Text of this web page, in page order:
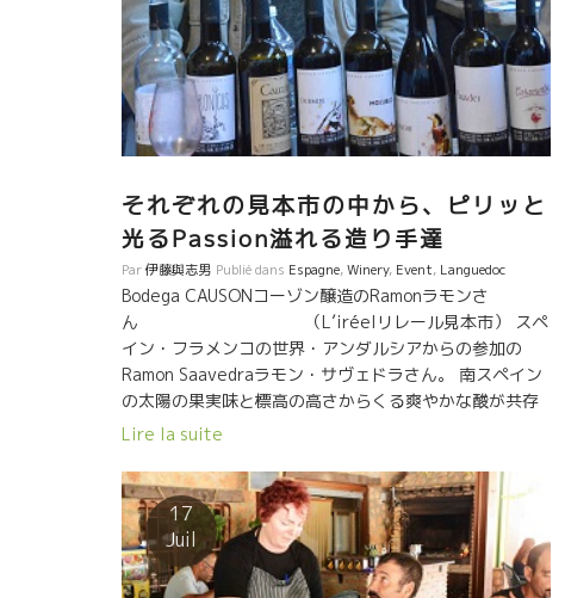
それぞれの見本市の中から、ピリッと
光るPassion溢れる造り手達
Par伊藤與志男 Publié dans Espagne,Winery, Event, Languedoc
Bodega CAUSONコーゾン醸造のRamonラモンさ
ん （L’iréelリレール見本市） スペ
イン・フラメンコの世界・アンダルシアからの参加の
Ramon Saavedraラモン・サヴェドラさん。 南スペイン
の太陽の果実味と標高の高さからくる爽やかな酸が共存
するワインを醸す名人ラモンさん。 アンダルシ
つもにこやかで人との交流が大好きなラモンさんの人柄
のそのものの人懐っこいワイン達。 太陽が欠
けている冬に飲めば太陽の暖かさとラモンさんの温かさ
で体も心もポカポカしてくる。 温もりが必要な方に、お
勧めです。
Lire la suite
17
Juil